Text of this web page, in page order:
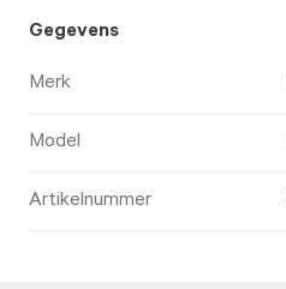
Gegevens
Merk
Model
Artikelnummer